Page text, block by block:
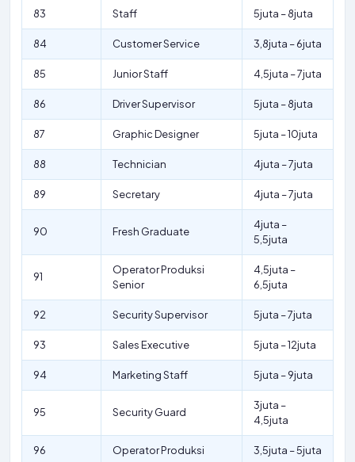
83 Staff 5juta – 8juta
84 Customer Service 3,8juta – 6juta
85 Junior Staff 4,5juta – 7juta
86 Driver Supervisor 5juta – 8juta
87 Graphic Designer 5juta – 10juta
88 Technician 4juta – 7juta
89 Secretary 4juta – 7juta
90 Fresh Graduate
4juta –
5,5juta
91
Operator Produksi
Senior
4,5juta –
6,5juta
92 Security Supervisor 5juta – 7juta
93 Sales Executive 5juta – 12juta
94 Marketing Staff 5juta – 9juta
95 Security Guard
3juta –
4,5juta
96 Operator Produksi 3,5juta – 5juta